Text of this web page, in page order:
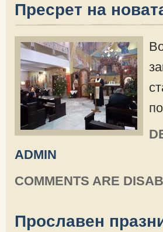
Пресрет на
ADMIN
COMMENTS ARE
Прославен